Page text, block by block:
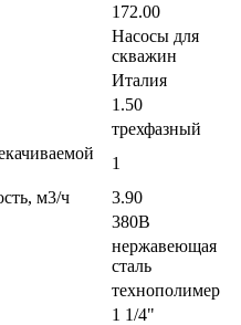
172.00
Насосы для
скважин
Италия
1.50
трехфазный
1
м3/ч
3.90
380В
нержавеющая
сталь
технополимер
1 1/4"